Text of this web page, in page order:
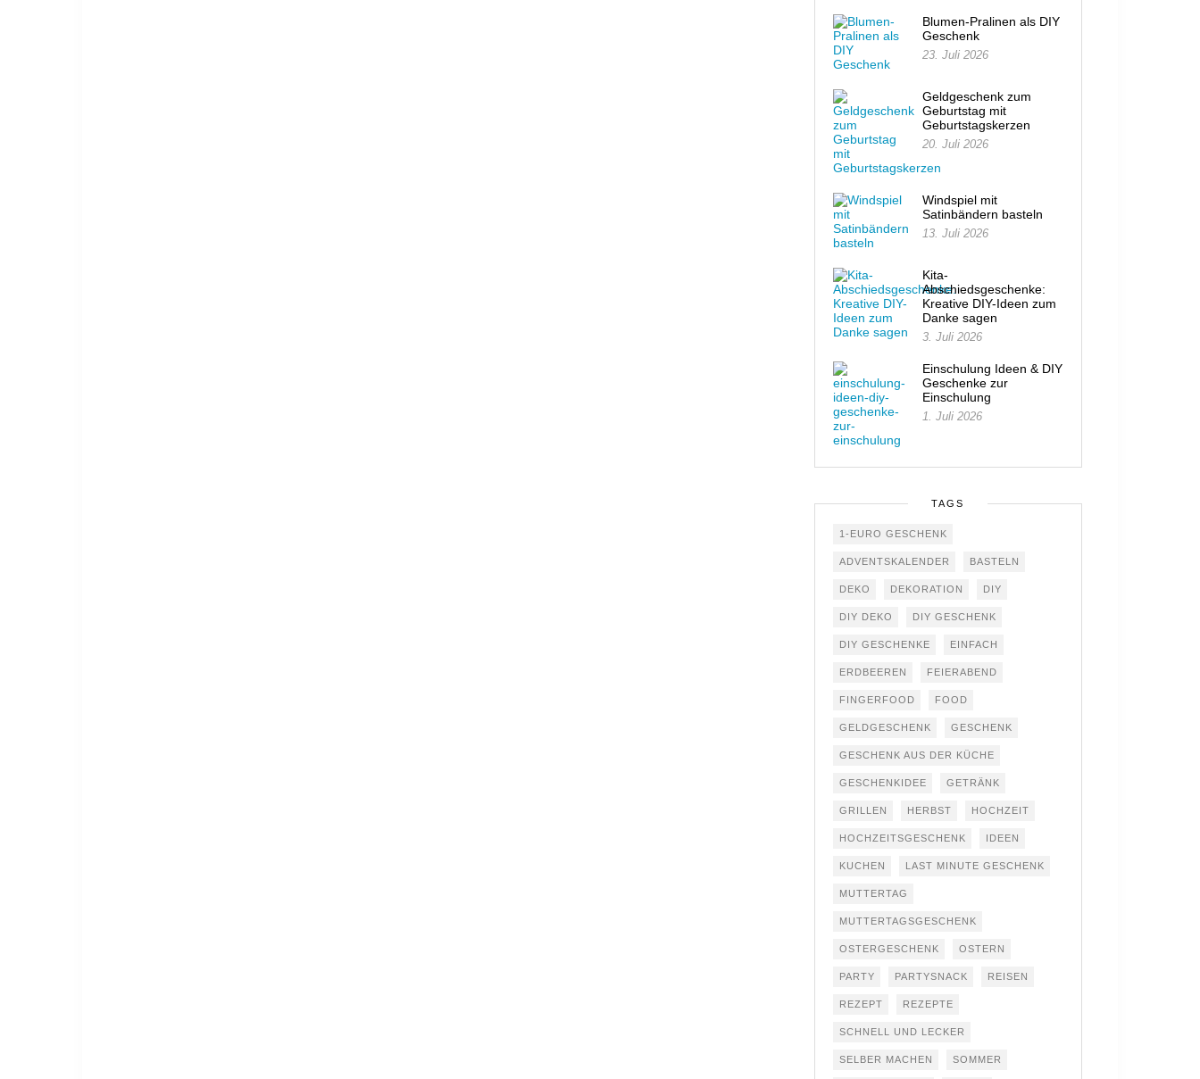
Blumen-Pralinen als DIY
Geschenk
23. Juli 2026
Geldgeschenk zum
Geburtstag mit
Geburtstagskerzen
20. Juli 2026
Windspiel mit
Satinbändern basteln
13. Juli 2026
Kita-
Abschiedsgeschenke:
Kreative DIY-Ideen zum
Danke sagen
3. Juli 2026
Einschulung Ideen & DIY
Geschenke zur
Einschulung
1. Juli 2026
TAGS
1-EURO GESCHENK
ADVENTSKALENDER BASTELN
DEKO DEKORATION DIY
DIY DEKO DIY GESCHENK
DIY GESCHENKE EINFACH
ERDBEEREN FEIERABEND
FINGERFOOD FOOD
GELDGESCHENK GESCHENK
GESCHENK AUS DER KÜCHE
GESCHENKIDEE GETRÄNK
GRILLEN HERBST HOCHZEIT
HOCHZEITSGESCHENK IDEEN
KUCHEN LAST MINUTE GESCHENK
MUTTERTAG
MUTTERTAGSGESCHENK
OSTERGESCHENK OSTERN
PARTY PARTYSNACK REISEN
REZEPT REZEPTE
SCHNELL UND LECKER
SELBER MACHEN SOMMER